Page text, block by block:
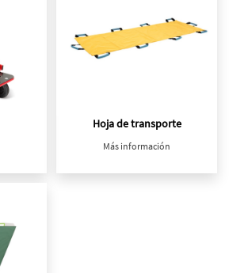
Hoja de transporte
Más información